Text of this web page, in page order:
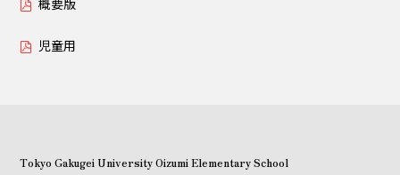
児童用
概要版
児童用
Tokyo Gakugei University Oizumi Elementary School